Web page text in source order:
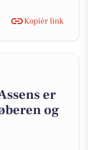
Kopiér link
er
og